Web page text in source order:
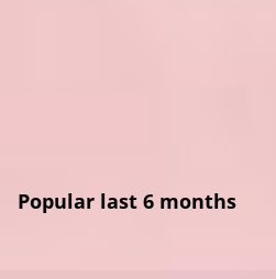
Popular last 6 months